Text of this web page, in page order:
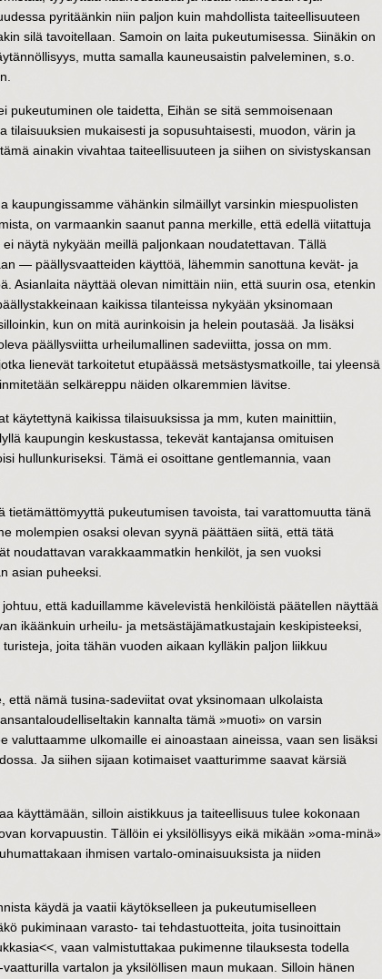
pyritäänkin niin paljon kuin mahdollista taiteellisuuteen
silä tavoitellaan. Samoin on laita pukeutumisessa. Siinäkin on
mutta samalla kauneusaistin palveleminen, s.o.
pukeutuminen ole taidetta, Eihän se sitä semmoisenaan
tilaisuuksien mukaisesti ja sopusuhtaisesti, muodon, värin ja
ainakin vivahtaa taiteellisuuteen ja siihen on sivistyskansan
kaupungissamme vähänkin silmäillyt varsinkin miespuolisten
on varmaankin saanut panna merkille, että edellä viitattuja
näytä nykyään meillä paljonkaan noudatettavan. Tällä
— päällysvaatteiden käyttöä, lähemmin sanottuna kevät- ja
Asianlaita näyttää olevan nimittäin niin, että suurin osa, etenkin
kaikissa tilanteissa nykyään yksinomaan
kun on mitä aurinkoisin ja helein poutasää. Ja lisäksi
päällysviitta urheilumallinen sadeviitta, jossa on mm.
lienevät tarkoitetut etupäässä metsästysmatkoille, tai yleensä
selkäreppu näiden olkaremmien lävitse.
käytettynä kaikissa tilaisuuksissa ja mm, kuten mainittiin,
kaupungin keskustassa, tekevät kantajansa omituisen
hullunkuriseksi. Tämä ei osoittane gentlemannia, vaan
tietämättömyyttä pukeutumisen tavoista, tai varattomuutta tänä
molempien osaksi olevan syynä päättäen siitä, että tätä
noudattavan varakkaammatkin henkilöt, ja sen vuoksi
asian puheeksi.
että kaduillamme kävelevistä henkilöistä päätellen näyttää
ikäänkuin urheilu- ja metsästäjämatkustajain keskipisteeksi,
joita tähän vuoden aikaan kylläkin paljon liikkuu
että nämä tusina-sadeviitat ovat yksinomaan ulkolaista
kannalta tämä »muoti» on varsin
valuttaamme ulkomaille ei ainoastaan aineissa, vaan sen lisäksi
Ja siihen sijaan kotimaiset vaatturimme saavat kärsiä
käyttämään, silloin aistikkuus ja taiteellisuus tulee kokonaan
korvapuustin. Tällöin ei yksilöllisyys eikä mikään »oma-minä»
ihmisen vartalo-ominaisuuksista ja niiden
käydä ja vaatii käytökselleen ja pukeutumiselleen
pukiminaan varasto- tai tehdastuotteita, joita tusinoittain
vaan valmistuttakaa pukimenne tilauksesta todella
vartalon ja yksilöllisen maun mukaan. Silloin hänen